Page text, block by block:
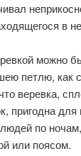
в
можно
петлю, как
веревка,
пригодна для
по
или поясом.